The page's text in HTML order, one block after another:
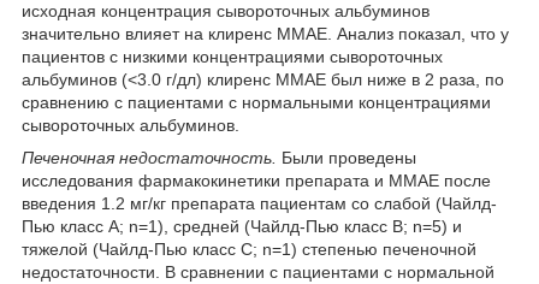
исходная концентрация сывороточных альбуминов
значительно влияет на клиренс ММАЕ. Анализ показал, что у
пациентов с низкими концентрациями сывороточных
альбуминов (<3.0 г/дл) клиренс ММАЕ был ниже в 2 раза, по
сравнению с пациентами с нормальными концентрациями
сывороточных альбуминов.
Печеночная недостаточность. Были проведены
исследования фармакокинетики препарата и ММАЕ после
введения 1.2 мг/кг препарата пациентам со слабой (Чайлд-
Пью класс А; n=1), средней (Чайлд-Пью класс В; n=5) и
тяжелой (Чайлд-Пью класс С; n=1) степенью печеночной
недостаточности. В сравнении с пациентами с нормальной